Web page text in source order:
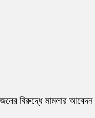
বিরুদ্ধে মামলার আবেদন